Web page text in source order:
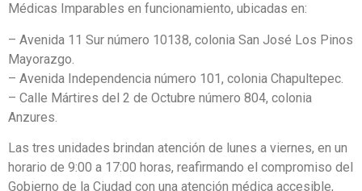
Médicas Imparables en funcionamiento, ubicadas en:
– Avenida 11 Sur número 10138, colonia San José Los Pinos
Mayorazgo.
– Avenida Independencia número 101, colonia Chapultepec.
– Calle Mártires del 2 de Octubre número 804, colonia
Anzures.
Las tres unidades brindan atención de lunes a viernes, en un
horario de 9:00 a 17:00 horas, reafirmando el compromiso del
Gobierno de la Ciudad con una atención médica accesible,